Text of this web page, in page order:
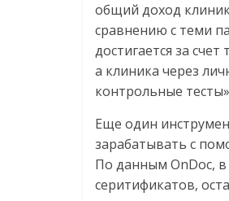
общий доход
сравнению с теми
достигается за
а клиника через
контрольные
Еще один
зарабатывать с
По данным OnDoc, в
серитификатов,